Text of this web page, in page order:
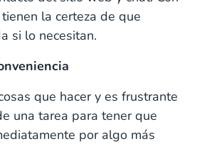
la certeza de que
si lo necesitan.
que hacer y es frustrante
una tarea para tener que
por algo más